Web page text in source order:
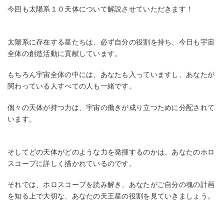
今回も太陽系１０天体について解説させていただきます！
太陽系に存在する星たちは、必ず自分の役割を持ち、今日も宇宙
全体の創造活動に貢献しています。
もちろん宇宙全体の中には、あなたも入っていますし、あなたが
関わっている人すべての人も一緒です。
個々の天体が持つ力は、宇宙の働きが成り立つために分配されて
います。
そしてどの天体がどのような力を発揮するのかは、あなたのホロ
スコープに詳しく描かれているのです。
それでは、ホロスコープを読み解き、あなたがご自分の魂の計画
を知る上で大切な、あなたの天王星の役割を見ていきましょう。